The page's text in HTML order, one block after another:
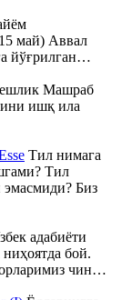
май) Аввал
йўғрилган…
Машраб
ишқ ила
Тил нимага
Тил
Биз
адабиёти
ниҳоятда бой.
чин…